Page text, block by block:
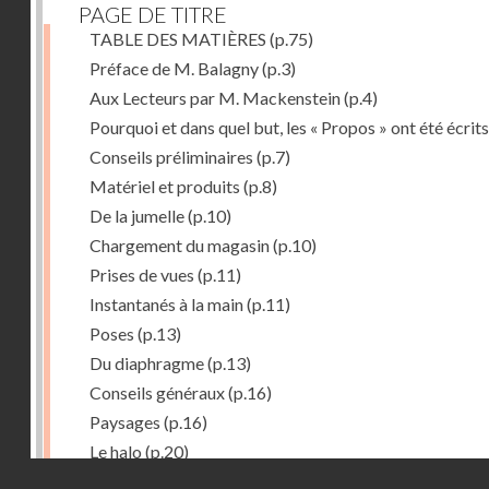
PAGE DE TITRE
TABLE DES MATIÈRES (p.75)
Préface de M. Balagny(p.3)
Aux Lecteurs par M. Mackenstein(p.4)
Pourquoi et dans quel but, les « Propos » ont été écrits
Conseils préliminaires (p.7)
Matériel et produits (p.8)
De la jumelle(p.10)
Chargement du magasin(p.10)
Prises de vues (p.11)
Instantanés à la main(p.11)
Poses (p.13)
Du diaphragme(p.13)
Conseils généraux(p.16)
Paysages (p.16)
Le halo (p.20)